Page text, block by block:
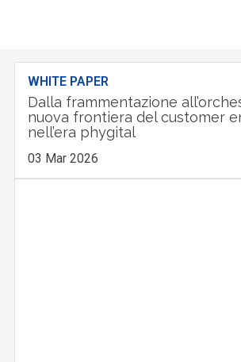
WHITE PAPER
Dalla frammentazione
nuova frontiera del customer
nell’era phygital
03 Mar 2026